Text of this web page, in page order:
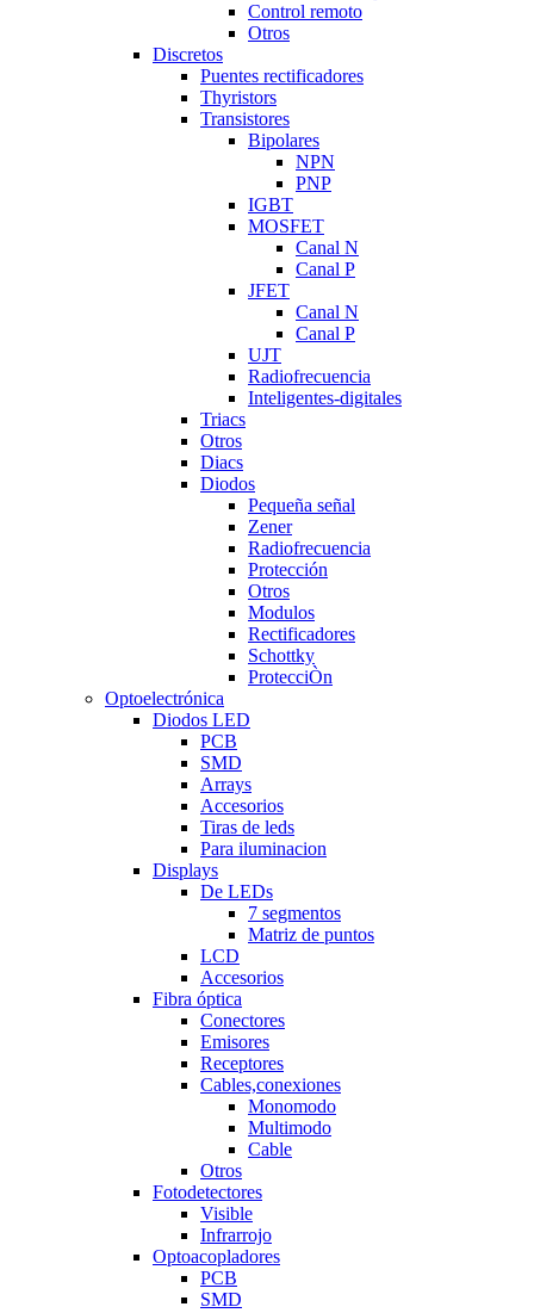
Control remoto
Otros
Discretos
Puentes rectificadores
Thyristors
Transistores
Bipolares
NPN
PNP
IGBT
MOSFET
Canal N
Canal P
JFET
Canal N
Canal P
UJT
Radiofrecuencia
Inteligentes-digitales
Triacs
Otros
Diacs
Diodos
Pequeña señal
Zener
Radiofrecuencia
Protección
Otros
Modulos
Rectificadores
Schottky
ProtecciÒn
Optoelectrónica
Diodos LED
PCB
SMD
Arrays
Accesorios
Tiras de leds
Para iluminacion
Displays
De LEDs
7 segmentos
Matriz de puntos
LCD
Accesorios
Fibra óptica
Conectores
Emisores
Receptores
Cables,conexiones
Monomodo
Multimodo
Cable
Otros
Fotodetectores
Visible
Infrarrojo
Optoacopladores
PCB
SMD